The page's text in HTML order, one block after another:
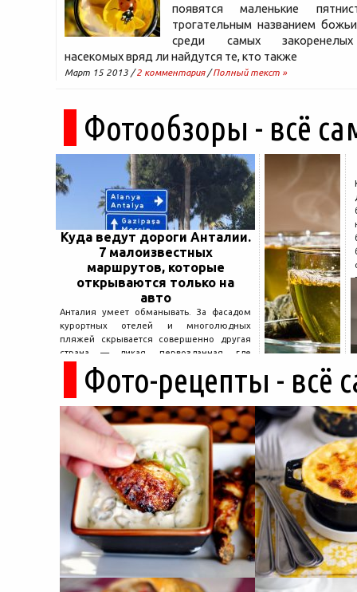
появятся маленькие
трогательным названием
среди самых закоренелых
насекомых вряд ли найдутся те, кто также
Март 15 2013 /2 комментария/Полный текст »
Фотообзоры - всё
Куда ведут дороги Анталии.
7 малоизвестных
маршрутов, которые
открываются только на
авто
Анталия умеет обманывать. За фасадом
курортных отелей и многолюдных
пляжей скрывается совершенно другая
страна — дикая, первозданная, где
древние руины дремлют в тени кедров, а
горные дороги ведут к местам, о которых
не расскажет ни один автобусный гид....
Фото-рецепты - всё